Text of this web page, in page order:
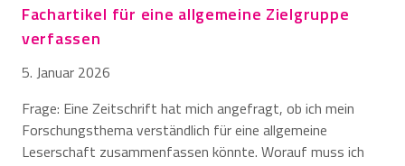
Fachartikel für eine allgemeine Zielgruppe
verfassen
5. Januar 2026
Frage: Eine Zeitschrift hat mich angefragt, ob ich mein
Forschungsthema verständlich für eine allgemeine
Leserschaft zusammenfassen könnte. Worauf muss ich